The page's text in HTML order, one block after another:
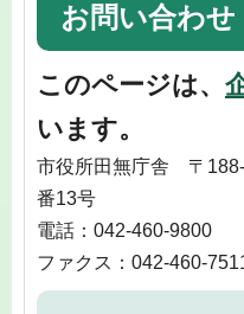
お問い合わせ
このページは、
います。
市役所田無庁舎 〒
番13号
電話：042-460-9800
ファクス：042-460-